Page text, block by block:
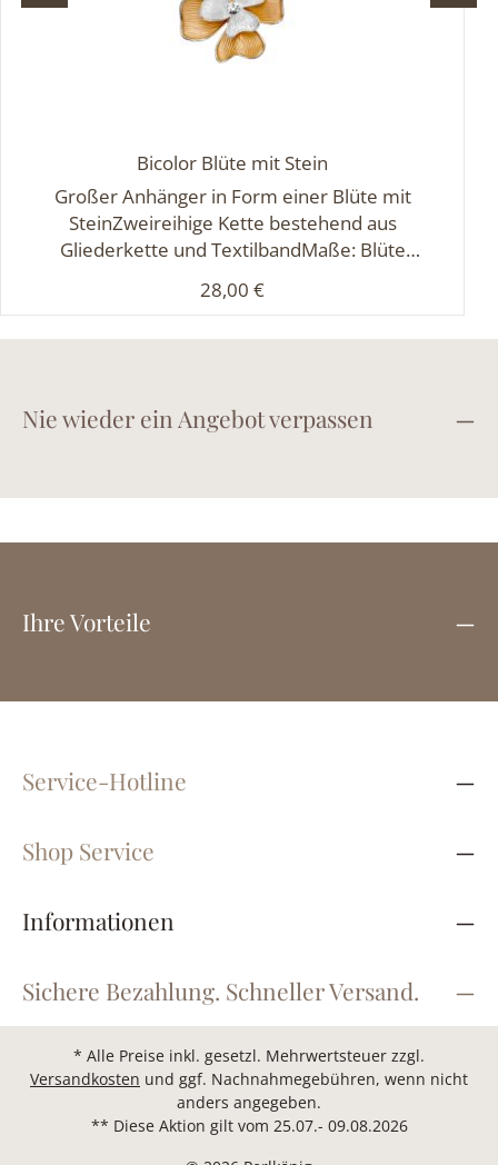
Bicolor Blüte mit Stein
Großer Anhänger in Form einer Blüte mit
SteinZweireihige Kette bestehend aus
Gliederkette und TextilbandMaße: Blüte
cm
Regulärer Preis:
28,00 €
Nie wieder ein Angebot verpassen
Ihre Vorteile
Service-Hotline
Shop Service
Informationen
Sichere Bezahlung. Schneller Versand.
* Alle Preise inkl. gesetzl. Mehrwertsteuer zzgl.
Versandkosten und ggf. Nachnahmegebühren, wenn nicht
anders angegeben.
** Diese Aktion gilt vom 25.07.- 09.08.2026